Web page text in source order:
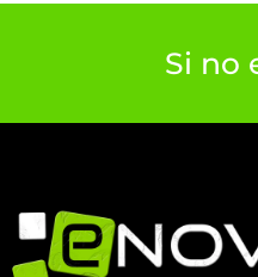
Si no